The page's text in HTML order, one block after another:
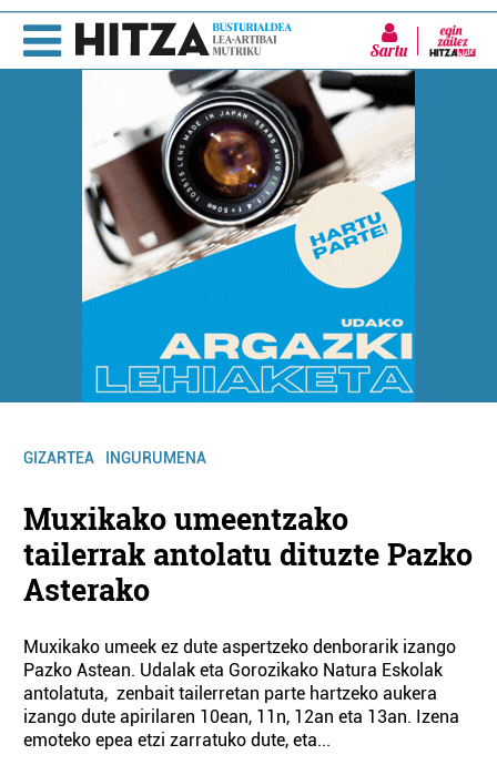
Sartu
GIZARTEA INGURUMENA
Muxikako umeentzako
tailerrak antolatu dituzte Pazko
Asterako
Muxikako umeek ez dute aspertzeko denborarik izango
Pazko Astean. Udalak eta Gorozikako Natura Eskolak
antolatuta, zenbait tailerretan parte hartzeko aukera
izango dute apirilaren 10ean, 11n, 12an eta 13an. Izena
emoteko epea etzi zarratuko dute, eta...